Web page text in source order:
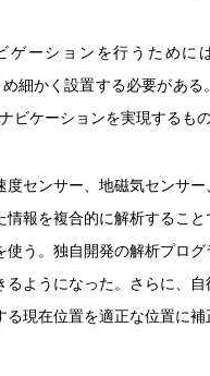
ーションを行うために
細かく設置する必要があ
ビケーションを実現するもの
センサー、地磁気センサ
報を複合的に解析するこ
う。独自開発の解析プログ
ようになった。さらに、
現在位置を適正な位置に